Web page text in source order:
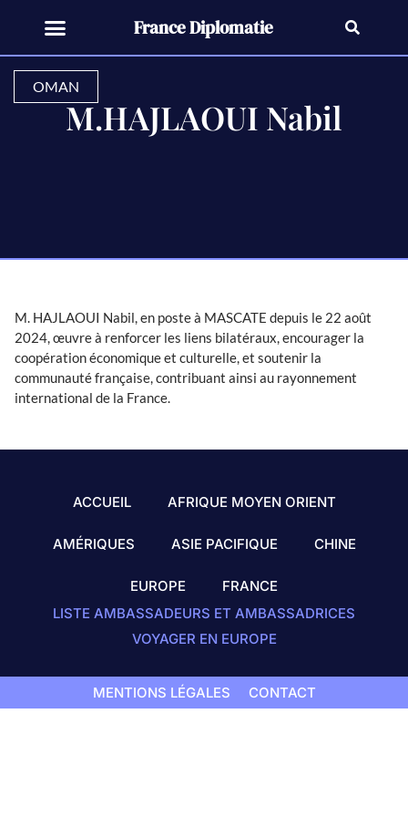
France Diplomatie
OMAN
M.HAJLAOUI Nabil
M. HAJLAOUI Nabil, en poste à MASCATE depuis le 22 août
2024, œuvre à renforcer les liens bilatéraux, encourager la
coopération économique et culturelle, et soutenir la
communauté française, contribuant ainsi au rayonnement
international de la France.
ACCUEIL AFRIQUE MOYEN ORIENT
AMÉRIQUES ASIE PACIFIQUE CHINE
EUROPE
FRANCE
LISTE AMBASSADEURS ET AMBASSADRICES
VOYAGER EN EUROPE
MENTIONS LÉGALES CONTACT